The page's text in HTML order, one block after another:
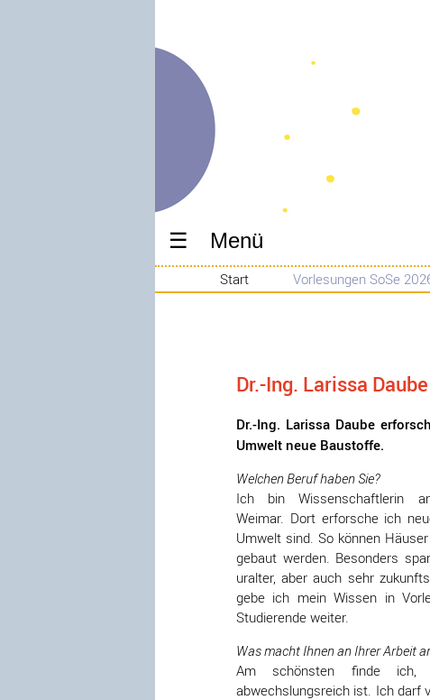
Menü
Start Vorlesungen SoSe
Dr.-Ing. Larissa Daube
Dr.-Ing. Larissa Daube
Umwelt neue Baustoffe.
Welchen Beruf haben Sie?
Ich bin Wissenschaftlerin
Weimar. Dort erforsche ich
Umwelt sind. So können
gebaut werden. Besonders
uralter, aber auch sehr
gebe ich mein Wissen in
Studierende weiter.
Was macht Ihnen an Ihrer Arbeit
Am schönsten finde
abwechslungsreich ist. Ich darf